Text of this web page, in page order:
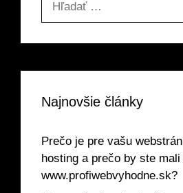
Najnovšie články
Prečo je pre vašu
hosting a prečo by ste
www.profiwebvyhodne.sk?